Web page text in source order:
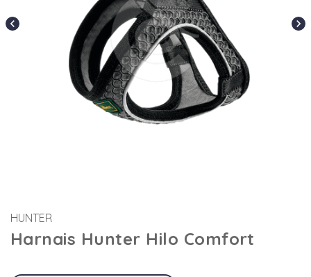
chevron_left chevron_right
HUNTER
Harnais Hunter Hilo Comfort